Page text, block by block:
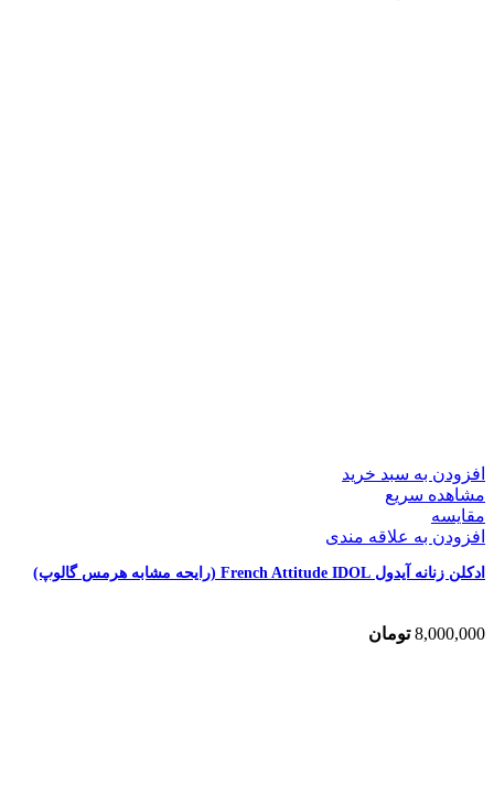
افزودن به سبد خرید
مشاهده سریع
مقایسه
افزودن به علاقه مندی
ادکلن زنانه آیدول French Attitude IDOL (رایحه مشابه هرمس گالوپ)
8,000,000 تومان